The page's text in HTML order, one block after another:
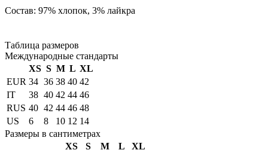
Состав: 97% хлопок, 3% лайкра
Таблица размеров
Международные стандарты
XS S M L XL
EUR 34 36 38 40 42
IT
38 40 42 44 46
RUS 40 42 44 46 48
US
6 8 10 12 14
Размеры в сантиметрах
XS
S M L
XL